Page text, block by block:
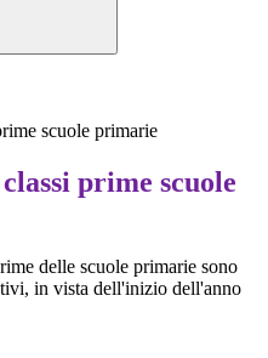
scuole primarie
prime scuole
delle scuole primarie sono
in vista dell'inizio dell'anno